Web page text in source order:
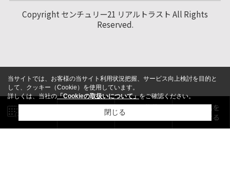
Copyright センチュリー21 リアルトラスト All Rights
Reserved.
当サイトでは、お客様の当サイト利用状況把握、サービス向上検討を目的と
して、クッキー（Cookie）を使用しています。
詳しくは、当社の「Cookieの取扱いについて」をご確認ください。
閉じる